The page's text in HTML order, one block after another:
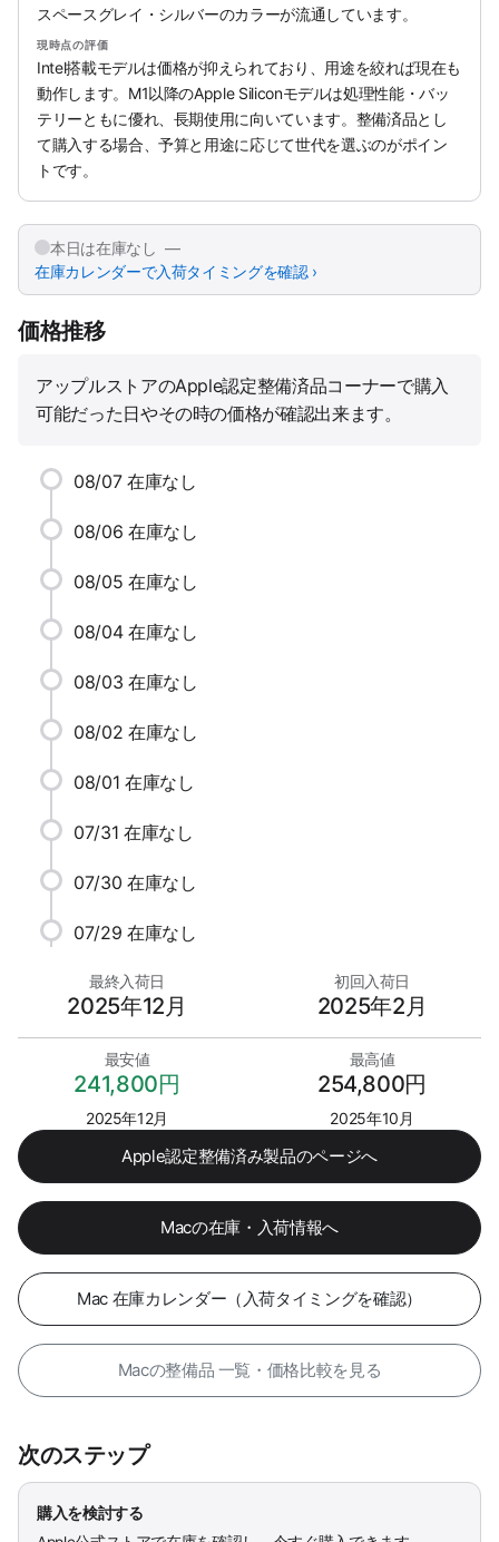
スペースグレイ・シルバーのカラーが流通しています。
現時点の評価
Intel搭載モデルは価格が抑えられており、用途を絞れば現在も
動作します。M1以降のApple Siliconモデルは処理性能・バッ
テリーともに優れ、長期使用に向いています。整備済品とし
て購入する場合、予算と用途に応じて世代を選ぶのがポイン
トです。
本日は在庫なし —
在庫カレンダーで入荷タイミングを確認 ›
価格推移
アップルストアのApple認定整備済品コーナーで購入
可能だった日やその時の価格が確認出来ます。
08/07 在庫なし
08/06 在庫なし
08/05 在庫なし
08/04 在庫なし
08/03 在庫なし
08/02 在庫なし
08/01 在庫なし
07/31 在庫なし
07/30 在庫なし
07/29 在庫なし
最終入荷日
2025年12月
初回入荷日
2025年2月
最安値
241,800円
2025年12月
最高値
254,800円
2025年10月
Apple認定整備済み製品のページへ
Macの在庫・入荷情報へ
Mac 在庫カレンダー（入荷タイミングを確認）
Macの整備品 一覧・価格比較を見る
次のステップ
購入を検討する